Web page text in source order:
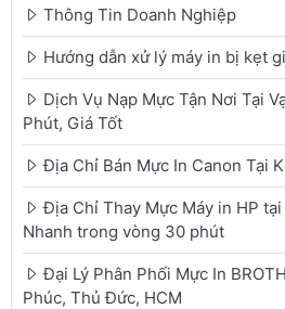
Thông Tin Doanh Nghiệp
Hướng dẫn xử lý máy in bị kẹt
Dịch Vụ Nạp Mực Tận Nơi Tại
Phút, Giá Tốt
Địa Chỉ Bán Mực In Canon Tại
Địa Chỉ Thay Mực Máy in HP
Nhanh trong vòng 30 phút
Đại Lý Phân Phối Mực In
Phúc, Thủ Đức, HCM